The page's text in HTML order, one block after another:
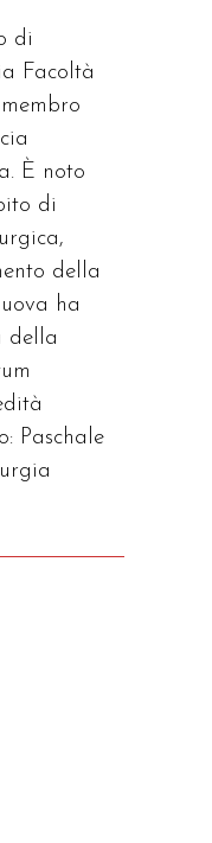
di
Facoltà
È noto
di
della
ha
della
Paschale